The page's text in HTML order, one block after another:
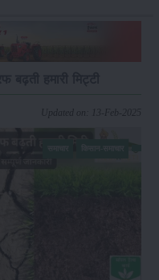
Updated on: 13-Feb-2025